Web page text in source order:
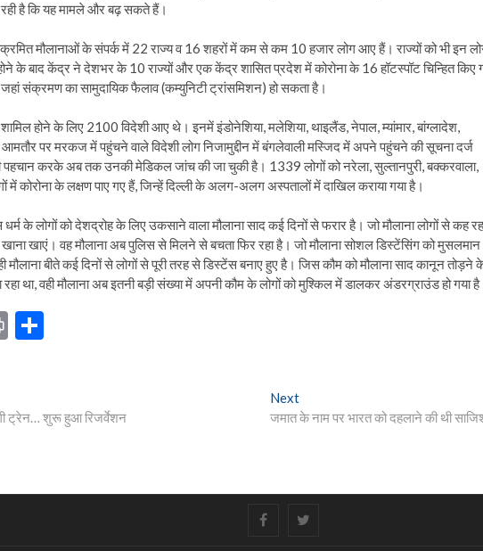
है कि यह मामले और बढ़ सकते हैं।
मौलानाओं के संपर्क में 22 राज्य व 16 शहरों में कम से कम 10 हजार लोग आए हैं। राज्यों को भी इन
बाद केंद्र ने देशभर के 10 राज्यों और एक केंद्र शासित प्रदेश में कोरोना के 16 हॉटस्पॉट चिन्हित किए
संक्रमण का सामुदायिक फैलाव (कम्युनिटी ट्रांसमिशन) हो सकता है।
होने के लिए 2100 विदेशी आए थे। इनमें इंडोनेशिया, मलेशिया, थाइलैंड, नेपाल, म्यांमार, बांग्लादेश,
पर मरकज में पहुंचने वाले विदेशी लोग निजामुद्दीन में बंगलेवाली मस्जिद में अपने पहुंचने की सूचना दर्ज
करके अब तक उनकी मेडिकल जांच की जा चुकी है। 1339 लोगों को नरेला, सुल्तानपुरी, बक्करवाला,
कोरोना के लक्षण पाए गए हैं, जिन्हें दिल्ली के अलग-अलग अस्पतालों में दाखिल कराया गया है।
लोगों को देशद्रोह के लिए उकसाने वाला मौलाना साद कई दिनों से फरार है। जो मौलाना लोगों से कह
खाएं। वह मौलाना अब पुलिस से मिलने से बचता फिर रहा है। जो मौलाना सोशल डिस्टेंसिंग को मुसलमान
बीते कई दिनों से लोगों से पूरी तरह से डिस्टेंस बनाए हुए है। जिस कौम को मौलाना साद कानून तोड़ने
था, वही मौलाना अब इतनी बड़ी संख्या में अपनी कौम के लोगों को मुश्किल में डालकर अंडरग्राउंड हो गया
Pr
e
ट्रेन… शुरू हुआ रिजर्वेशन
NextNext
post:
जमात के नाम पर भारत को दहलाने की थी
#